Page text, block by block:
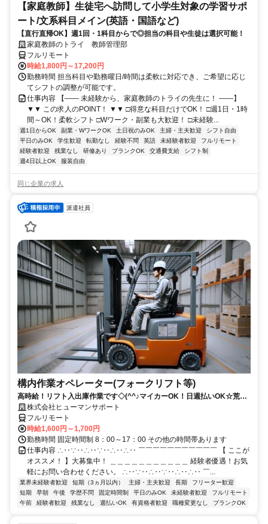
【家庭教師】生徒宅へ訪問して小学生対象の学習サポ
ート/文系科目メイン(英語・国語など)
【直行直帰OK】週1回・1科目からで◎担当の科目や生徒は選択可能！
家庭教師のトライ 教師管理部
フルリモート
時給1,800円～17,200円
勤務時間 担当科目や勤務曜日/時間は柔軟に対応でき、ご希望に応じ
てシフトの調整が可能です。
仕事内容 【―― 未経験から、家庭教師のトライの先生に！ ――】
▼▼ この求人のPOINT！ ▼▼ □得意な科目だけでOK！ □週1日・1時
間～OK！柔軟シフト □Wワーク・副業も大歓迎！ □未経験...
週1日からOK 副業・WワークOK 土日祝のみOK 主婦・主夫歓迎
シフト自由
平日のみOK
学生歓迎 転勤なし 経験不問 英語 未経験者歓迎
フルリモート
経験者歓迎
残業なし 研修あり ブランクOK 交通費支給
シフト制
週4日以上OK
服装自由
同じ企業の求人
派遣社員
構内作業オペレーター(フォークリフト等)
高時給！リフト入出庫作業です◇(^^♪マイカーOK！日週払いOK☆荒本
駅★【シゴト№0619】
株式会社ヒューマンサポート
フルリモート
時給1,600円～1,700円
勤務時間 固定時間制 8：00～17：00 その他の時間帯あります
仕事内容 ∴‥∵‥∴‥∵‥∴‥∴‥ ￣￣￣￣￣￣￣￣￣￣￣ 【 ここが
オススメ！ 】大募集中！ ＿＿＿＿＿＿＿＿＿＿＿ 経験者優遇！お気
軽にお問い合わせください。 ∴‥∵‥∴‥∵‥∴‥∴‥ ￣...
業界未経験者歓迎 短期（3ヵ月以内） 主婦・主夫歓迎 長期
フリーター歓迎
短期
早朝 午後 学歴不問 固定時間制 平日のみOK 未経験者歓迎
フルリモート
午前
経験者歓迎 残業なし 週払いOK 有資格者歓迎 職種変更なし ブランクOK